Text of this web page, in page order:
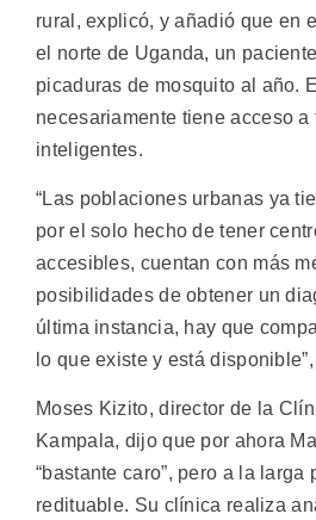
rural, explicó, y añadió que en
el norte de Uganda, un
picaduras de mosquito al año.
necesariamente tiene acceso a
inteligentes.
“Las poblaciones urbanas ya
por el solo hecho de tener
accesibles, cuentan con más
posibilidades de obtener un
última instancia, hay que
lo que existe y está
Moses Kizito, director de la
Kampala, dijo que por ahora
“bastante caro”, pero a la larga
redituable. Su clínica realiza